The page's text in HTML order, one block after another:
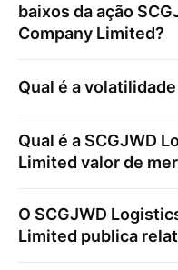
baixos da ação
Company Limited?
Qual é a
Qual é a SCGJWD
Limited valor de
O SCGJWD
Limited publica